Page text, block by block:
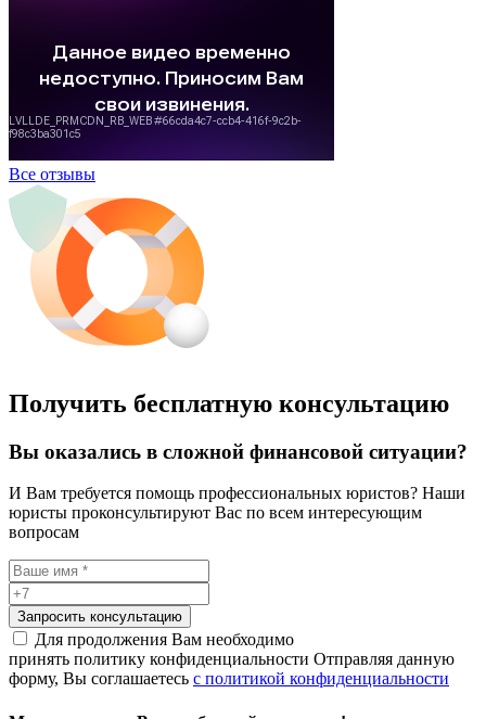
Все отзывы
Получить бесплатную консультацию
Вы оказались в сложной финансовой ситуации?
И Вам требуется помощь профессиональных юристов? Наши
юристы проконсультируют Вас по всем интересующим
вопросам
Запросить консультацию
Для продолжения Вам необходимо
принять политику конфиденциальности Отправляя данную
форму, Вы соглашаетесь с политикой конфиденциальности